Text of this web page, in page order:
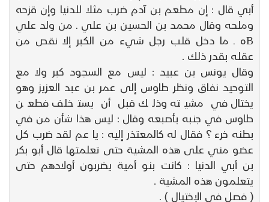
أبي قال : إن مطعم بن آدم ضرب مثلا للدنيا وإن قزحه
وملحه وقال محمد بن الحسين بن علي ـ من ولد علي
Bه ـ ما دخل قلب رجل شيء من الكبر إلا نقص من
عقله بقدر ذلك .
وقال يونس بن عبيد : ليس مع السجود كبر ولا مع
التوحيد نفاق ونظر طاوس إلى عمر بن عبد العزيز وهو
يختال في مشيته وذلك قبل أن يستخلف فطعن
طاوس في جنبه بأصبعه وقال : ليس هذا شأن من في
بطنه خرء ؟ فقال له كالمعتذر إليه : يا عم لقد ضرب كل
عضو مني على هذه المشية حتى تعلمتها قال أبو بكر
بن أبي الدنيا : كانت بنو أمية يضربون أولادهم حتى
يتعلمون هذه المشية .
( فصل في الإختيال ) .